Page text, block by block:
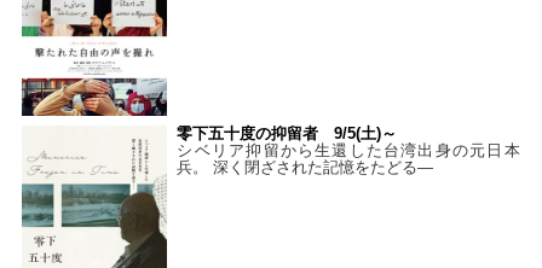
零下五十度の抑留者 9/5(土)～
シベリア抑留から生還した台湾出身の元日本
兵。 深く閉ざされた記憶をたどる—